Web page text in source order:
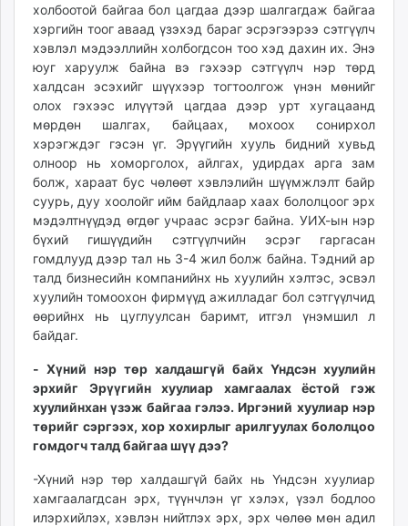
холбоотой байгаа бол цагдаа дээр шалгагдаж байгаа
хэргийн тоог аваад үзэхэд бараг эсрэгээрээ сэтгүүлч
хэвлэл мэдээллийн холбогдсон тоо хэд дахин их. Энэ
юуг харуулж байна вэ гэхээр сэтгүүлч нэр төрд
халдсан эсэхийг шүүхээр тогтоолгож үнэн мөнийг
олох гэхээс илүүтэй цагдаа дээр урт хугацаанд
мөрдөн шалгах, байцаах, мохоох сонирхол
хэрэгждэг гэсэн үг. Эрүүгийн хууль бидний хувьд
олноор нь хоморголох, айлгах, удирдах арга зам
болж, хараат бус чөлөөт хэвлэлийн шүүмжлэлт байр
суурь, дуу хоолойг ийм байдлаар хаах бололцоог эрх
мэдэлтнүүдэд өгдөг учраас эсрэг байна. УИХ-ын нэр
бүхий гишүүдийн сэтгүүлчийн эсрэг гаргасан
гомдлууд дээр тал нь 3-4 жил болж байна. Тэдний ар
талд бизнесийн компанийнх нь хуулийн хэлтэс, эсвэл
хуулийн томоохон фирмүүд ажилладаг бол сэтгүүлчид
өөрийнх нь цуглуулсан баримт, итгэл үнэмшил л
байдаг.
- Хүний нэр төр халдашгүй байх Үндсэн хуулийн
эрхийг Эрүүгийн хуулиар хамгаалах ёстой гэж
хуулийнхан үзэж байгаа гэлээ. Иргэний хуулиар нэр
төрийг сэргээх, хор хохирлыг арилгуулах бололцоо
гомдогч талд байгаа шүү дээ?
-Хүний нэр төр халдашгүй байх нь Үндсэн хуулиар
хамгаалагдсан эрх, түүнчлэн үг хэлэх, үзэл бодлоо
илэрхийлэх, хэвлэн нийтлэх эрх, эрх чөлөө мөн адил